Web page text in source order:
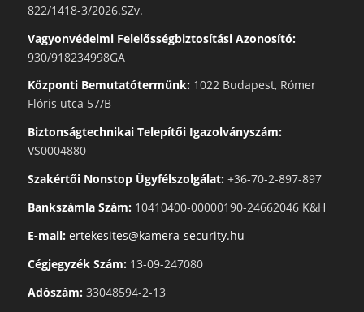
822/1418-3/2026.SZv.
Vagyonvédelmi Felelősségbiztosítási Azonosító:
930/918234998GA
Központi Bemutatótermünk:1022 Budapest, Rómer
Flóris utca 57/B
Biztonságtechnikai Telepítői Igazolványszám:
VS0004880
Szakértői Nonstop Ügyfélszolgálat:+36-70-2-897-897
Bankszámla Szám:10410400-00000190-24662046 K&H
E-mail: ertekesites@kamera-security.hu
Cégjegyzék Szám:13-09-247080
Adószám:33048594-2-13